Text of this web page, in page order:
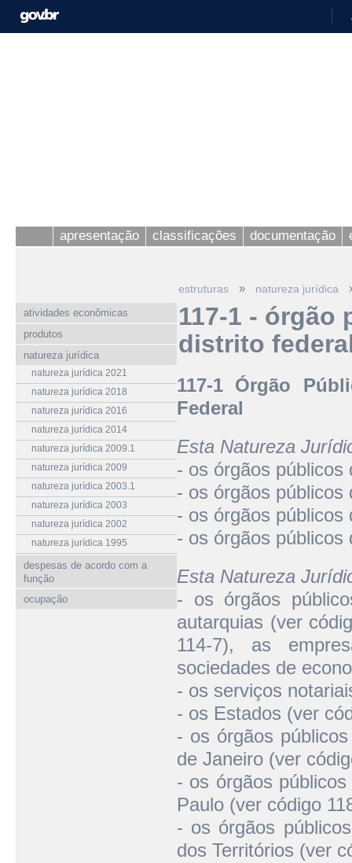
apresentação classificações documentação
atividades econômicas
produtos
natureza jurídica
natureza jurídica 2021
natureza jurídica 2018
natureza jurídica 2016
natureza jurídica 2014
natureza jurídica 2009.1
natureza jurídica 2009
natureza jurídica 2003.1
natureza jurídica 2003
natureza jurídica 2002
natureza jurídica 1995
despesas de acordo com a
função
ocupação
estruturas » natureza jurídica
117-1 -
distrito
117-1 Órgão
Federal
Esta Natureza
- os órgãos públicos
- os órgãos públicos
- os órgãos públicos
- os órgãos públicos
Esta Natureza
- os órgãos
autarquias (ver
114-7), as
sociedades de
- os serviços
- os Estados (ver
- os órgãos
de Janeiro (ver
- os órgãos
Paulo (ver código
- os órgãos
dos Territórios (ver